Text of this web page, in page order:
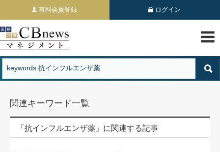
有料会員登録 ログイン
関連キーワード一覧
「抗インフルエンザ薬」に関連する記事